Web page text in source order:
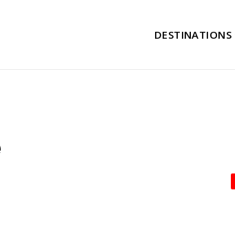
DESTINATIONS